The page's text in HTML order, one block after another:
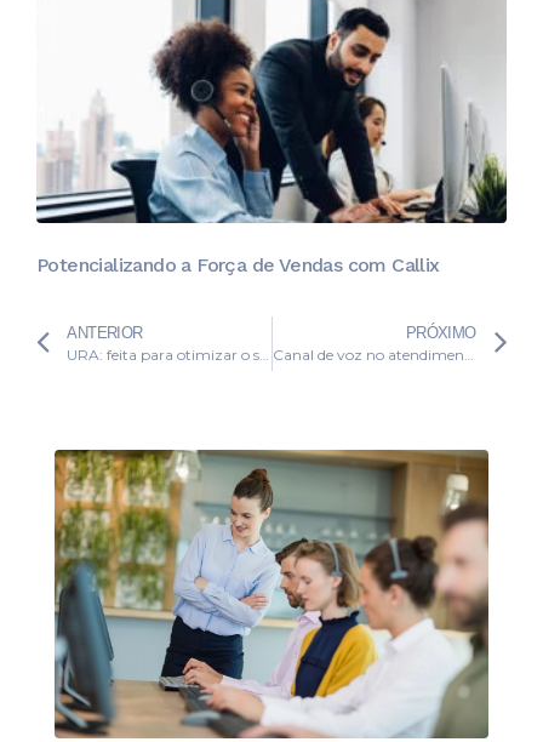
Potencializando a Força de Vendas com Callix
ANTERIOR
PRÓXIMO